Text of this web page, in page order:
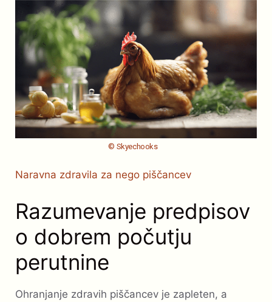
© Skyechooks
Naravna zdravila za nego piščancev
Razumevanje predpisov
o dobrem počutju
perutnine
Ohranjanje zdravih piščancev je zapleten, a